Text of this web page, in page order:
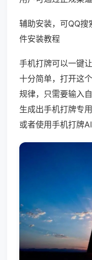
辅助安装，可QQ
件安装教程
手机打牌可以一键
十分简单，打开这
规律，只需要输入
生成出手机打牌专
或者使用手机打牌